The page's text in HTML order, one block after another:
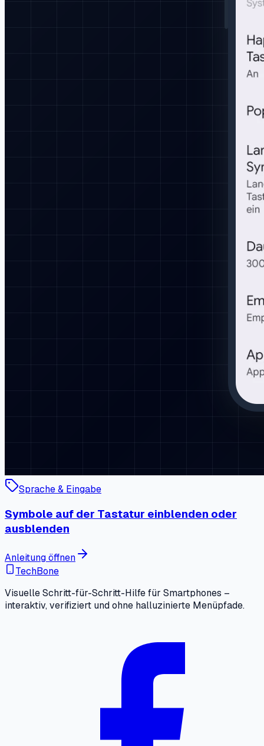
Sprache & Eingabe
Symbole auf der Tastatur einblenden oder
ausblenden
Anleitung öffnen
TechBone
Visuelle Schritt-für-Schritt-Hilfe für Smartphones –
interaktiv, verifiziert und ohne halluzinierte Menüpfade.